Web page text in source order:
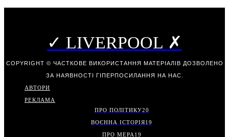
✓ LIVERPOOL ✗
COPYRIGHT © ЧАСТКОВЕ ВИКОРИСТАННЯ МАТЕРІАЛІВ ДОЗВОЛЕНО
ЗА НАЯВНОСТІ ГІПЕРПОСИЛАННЯ НА НАС.
АВТОРИ
РЕКЛАМА
ПРО ПОЛІТИКУ20
ВОЄННА ІСТОРІЯ19
ПРО МЕРА 19